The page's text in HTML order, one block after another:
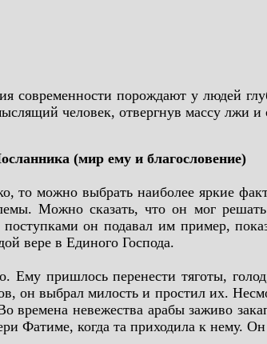
современности порождают у людей
человек, отвергнув массу лжи и
(мир ему и благословение)
то можно выбрать наиболее яркие
Можно сказать, что он мог
он подавал им пример,
вере в Единого Господа.
Ему пришлось перенести тяготы,
он выбрал милость и простил их.
времена невежества арабы заживо
Фатиме, когда та приходила к нему.